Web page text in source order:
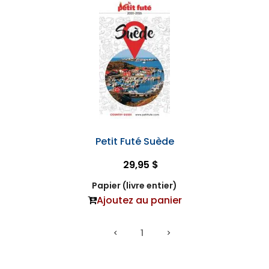
Petit Futé Suède
29,95 $
Papier (livre entier)
Ajoutez au panier
1